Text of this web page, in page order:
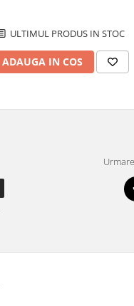
ULTIMUL PRODUS IN STOC
ADAUGA IN COS